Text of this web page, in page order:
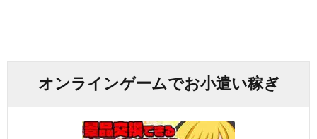
オンラインゲームでお小遣い稼ぎ